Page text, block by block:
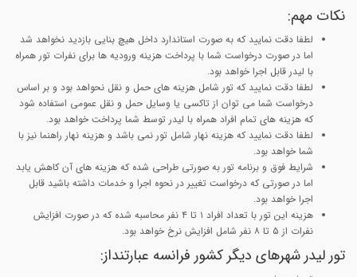
نکات مهم:
لطفا دقت نمایید که به صورت استاندارد داخل هیچ بنایی بازدید نخواهد شد
اما در صورت درخواست شما با پرداخت هزینه ورودیه ها برای نفرات تور همراه
با لیدر قابل اجرا خواهد بود.
لطفا دقت نمایید که تور شامل هزینه های حمل و نقل نحواهد بود و بر اساس
درخواست شما می توان از تاکسی یا وسایل حمل و نقل عمومی استفاده شود
که هزینه های تمام افراد همراه با لیدر توسط شما پرداخت خواهد بود.
لطفا دقت نمایید که هزینه نهار شامل تور نمی باشد و هزینه نهار راهنما نیز با
شما خواهد بود.
شرایط فوق و برنامه تور به صورتی طراحی شده که هزینه های آن کاهش یابد
اما در صورتی که درخواست تغییر در نحوه اجرا و خدمات داشته باشید قابل
اجرا خواهد بود.
هزینه این تور با تعداد افراد ۱ تا ۴ نفر محاسبه شده که در صورت افزایش
نفرات از ۵ تا ۸ نفر شامل افزایش نرخ خواهد بود.
تور لیدر شهرهای دیگر کشور فرانسه عبارتنداز: